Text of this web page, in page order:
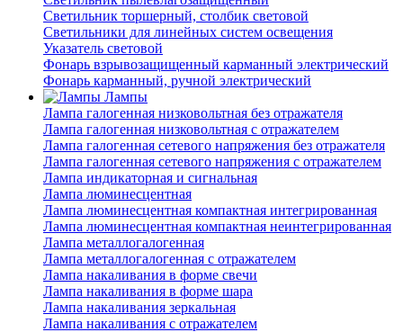
Светильник торшерный, столбик световой
Светильники для линейных систем освещения
Указатель световой
Фонарь взрывозащищенный карманный электрический
Фонарь карманный, ручной электрический
Лампы
Лампа галогенная низковольтная без отражателя
Лампа галогенная низковольтная с отражателем
Лампа галогенная сетевого напряжения без отражателя
Лампа галогенная сетевого напряжения с отражателем
Лампа индикаторная и сигнальная
Лампа люминесцентная
Лампа люминесцентная компактная интегрированная
Лампа люминесцентная компактная неинтегрированная
Лампа металлогалогенная
Лампа металлогалогенная с отражателем
Лампа накаливания в форме свечи
Лампа накаливания в форме шара
Лампа накаливания зеркальная
Лампа накаливания с отражателем